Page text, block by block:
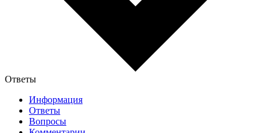
Ответы
Информация
Ответы
Вопросы